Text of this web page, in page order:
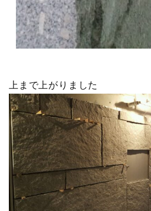
上まで上がりました